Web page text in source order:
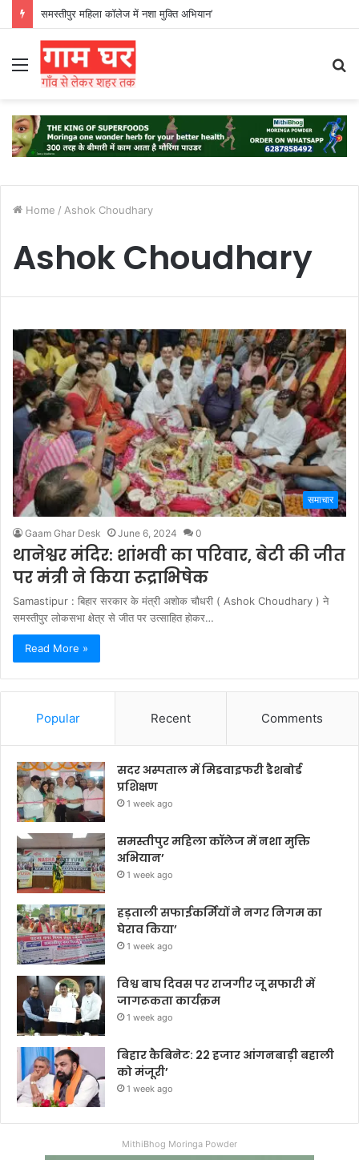
समस्तीपुर महिला कॉलेज में नशा मुक्ति अभियान’
Menu
Home / Ashok Choudhary
Ashok Choudhary
समाचार
Gaam Ghar Desk June 6, 2024 0
थानेश्वर मंदिर: शांभवी का परिवार, बेटी की जीत
पर मंत्री ने किया रूद्राभिषेक
Samastipur : बिहार सरकार के मंत्री अशोक चौधरी ( Ashok Choudhary ) ने
समस्तीपुर लोकसभा क्षेत्र से जीत पर उत्साहित होकर…
Read More »
Popular Recent Comments
सदर अस्पताल में मिडवाइफरी डैशबोर्ड
प्रशिक्षण
1 week ago
समस्तीपुर महिला कॉलेज में नशा मुक्ति
अभियान’
1 week ago
हड़ताली सफाईकर्मियों ने नगर निगम का
घेराव किया’
1 week ago
विश्व बाघ दिवस पर राजगीर जू सफारी में
जागरूकता कार्यक्रम
1 week ago
बिहार कैबिनेट: 22 हजार आंगनबाड़ी बहाली
को मंजूरी’
1 week ago
MithiBhog Moringa Powder